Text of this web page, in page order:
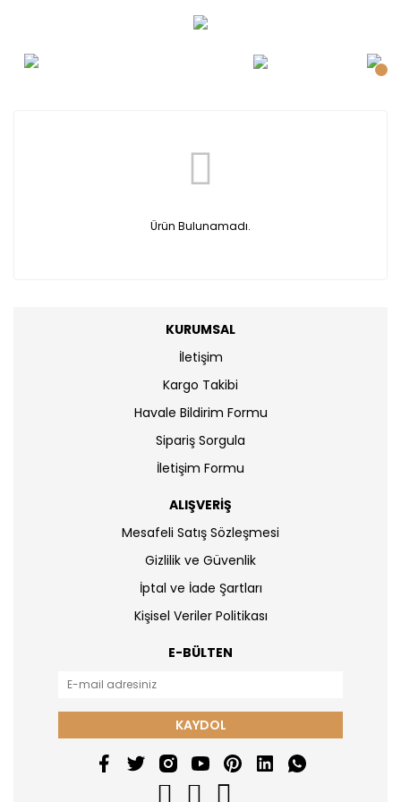
Ürün Bulunamadı.
KURUMSAL
İletişim
Kargo Takibi
Havale Bildirim Formu
Sipariş Sorgula
İletişim Formu
ALIŞVERİŞ
Mesafeli Satış Sözleşmesi
Gizlilik ve Güvenlik
İptal ve İade Şartları
Kişisel Veriler Politikası
E-BÜLTEN
KAYDOL